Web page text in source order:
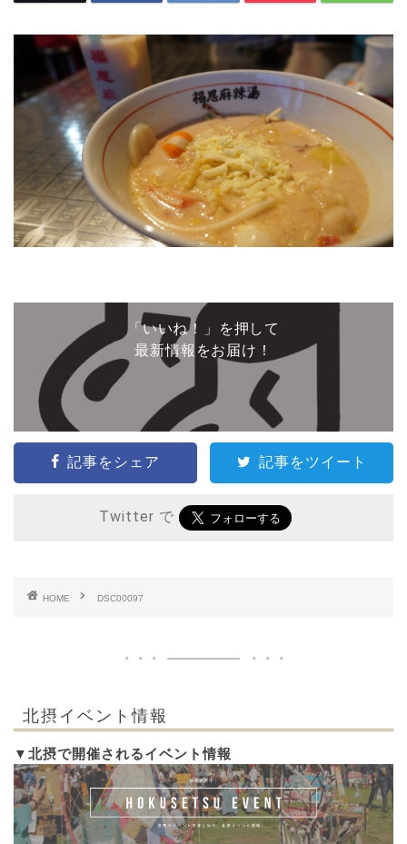
「いいね！」を押して
最新情報をお届け！
記事をシェア 記事をツイート
Twitter で
HOME DSC00097
北摂イベント情報
▼北摂で開催されるイベント情報